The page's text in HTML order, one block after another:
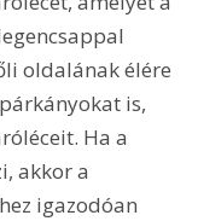
oldalának élére
is,
Ha a
akkor a
igazodóan